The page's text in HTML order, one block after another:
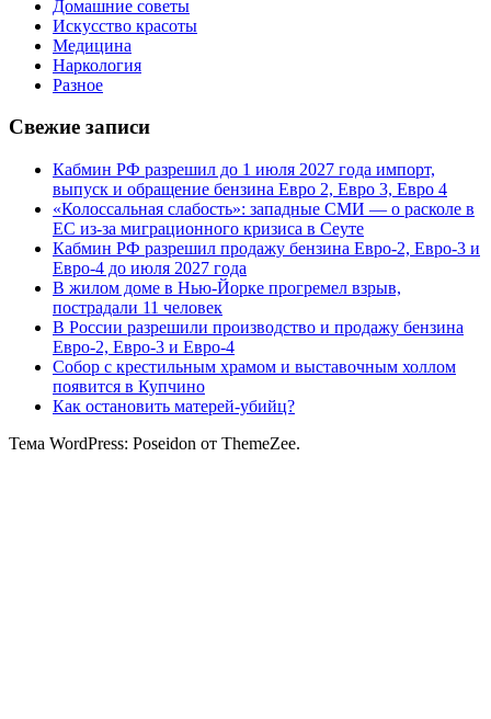
Домашние советы
Искусство красоты
Медицина
Наркология
Разное
Свежие записи
Кабмин РФ разрешил до 1 июля 2027 года импорт,
выпуск и обращение бензина Евро 2, Евро 3, Евро 4
«Колоссальная слабость»: западные СМИ — о расколе в
ЕС из-за миграционного кризиса в Сеуте
Кабмин РФ разрешил продажу бензина Евро-2, Евро-3 и
Евро-4 до июля 2027 года
В жилом доме в Нью-Йорке прогремел взрыв,
пострадали 11 человек
В России разрешили производство и продажу бензина
Евро-2, Евро-3 и Евро-4
Собор с крестильным храмом и выставочным холлом
появится в Купчино
Как остановить матерей-убийц?
Тема WordPress: Poseidon от ThemeZee.